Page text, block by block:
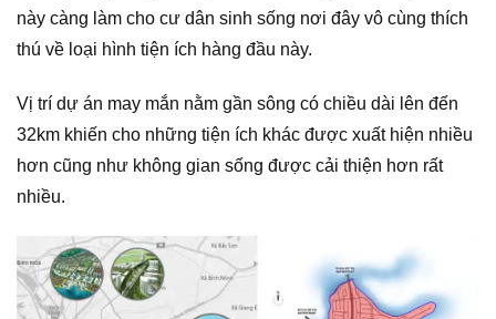
này càng làm cho cư dân sinh sống nơi đây vô cùng thích
thú về loại hình tiện ích hàng đầu này.
Vị trí dự án may mắn nằm gần sông có chiều dài lên đến
32km khiến cho những tiện ích khác được xuất hiện nhiều
hơn cũng như không gian sống được cải thiện hơn rất
nhiều.